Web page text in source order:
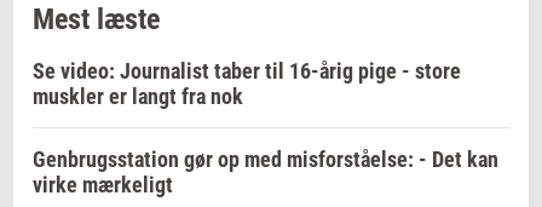
Mest læste
Se video: Journalist taber til 16-årig pige - store
muskler er langt fra nok
Genbrugsstation gør op med misforståelse: - Det kan
virke mærkeligt